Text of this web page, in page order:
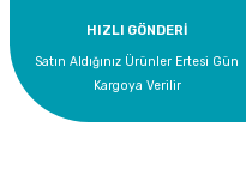
HIZLI GÖNDERİ
Satın Aldığınız Ürünler Ertesi Gün
Kargoya Verilir